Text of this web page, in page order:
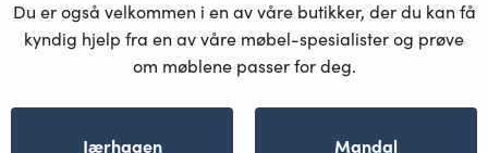
Du er også velkommen i en av våre butikker, der du kan få
kyndig hjelp fra en av våre møbel-spesialister og prøve
om møblene passer for deg.
Jærhagen Mandal